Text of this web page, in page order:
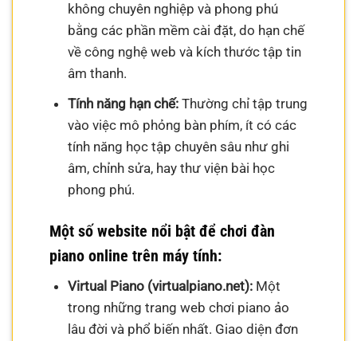
không chuyên nghiệp và phong phú
bằng các phần mềm cài đặt, do hạn chế
về công nghệ web và kích thước tập tin
âm thanh.
Tính năng hạn chế:Thường chỉ tập trung
vào việc mô phỏng bàn phím, ít có các
tính năng học tập chuyên sâu như ghi
âm, chỉnh sửa, hay thư viện bài học
phong phú.
Một số website nổi bật để chơi đàn
piano online trên máy tính:
Virtual Piano (virtualpiano.net):Một
trong những trang web chơi piano ảo
lâu đời và phổ biến nhất. Giao diện đơn